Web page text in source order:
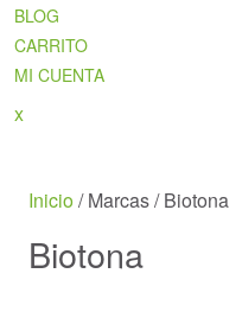
BLOG
CARRITO
MI CUENTA
xClose
Inicio/ Marcas / Biotona
Biotona